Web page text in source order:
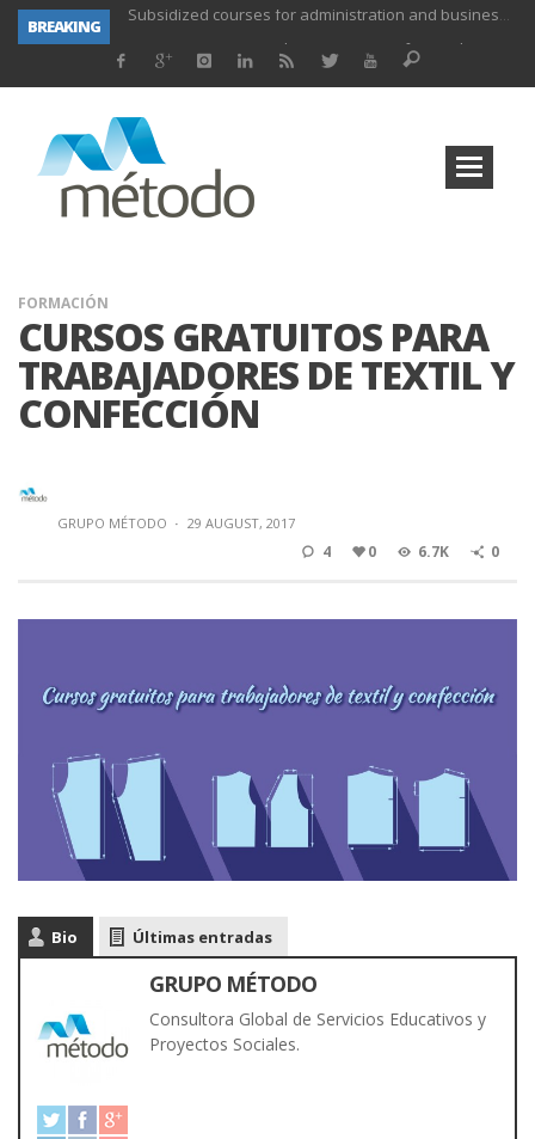
BREAKING
UNIFORS2020- Second training activity for teachers.
PROYECTO DITRAMA- THIRD MEETING OF PROJECT.
Subsidized training for different sectors of activity
FORMACIÓN
CURSOS GRATUITOS PARA
TRABAJADORES DE TEXTIL Y
CONFECCIÓN
GRUPO MÉTODO · 29 AUGUST, 2017
4 0 6.7K 0
Bio Últimas entradas
GRUPO MÉTODO
Consultora Global de Servicios Educativos y
Proyectos Sociales.